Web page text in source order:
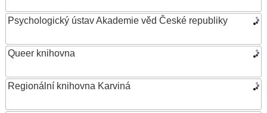
Psychologický ústav Akademie věd České republiky
Queer knihovna
Regionální knihovna Karviná